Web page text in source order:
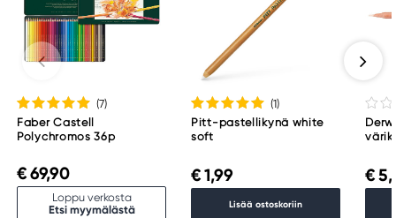
(7)
Faber Castell
Polychromos 36p
€ 69,90
Loppu verkosta
Etsi myymälästä
(1)
Pitt-pastellikynä white
soft
€ 1,99
Lisää ostoskoriin
€